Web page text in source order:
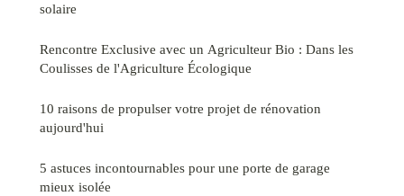
solaire
Rencontre Exclusive avec un Agriculteur Bio : Dans les
Coulisses de l'Agriculture Écologique
10 raisons de propulser votre projet de rénovation
aujourd'hui
5 astuces incontournables pour une porte de garage
mieux isolée